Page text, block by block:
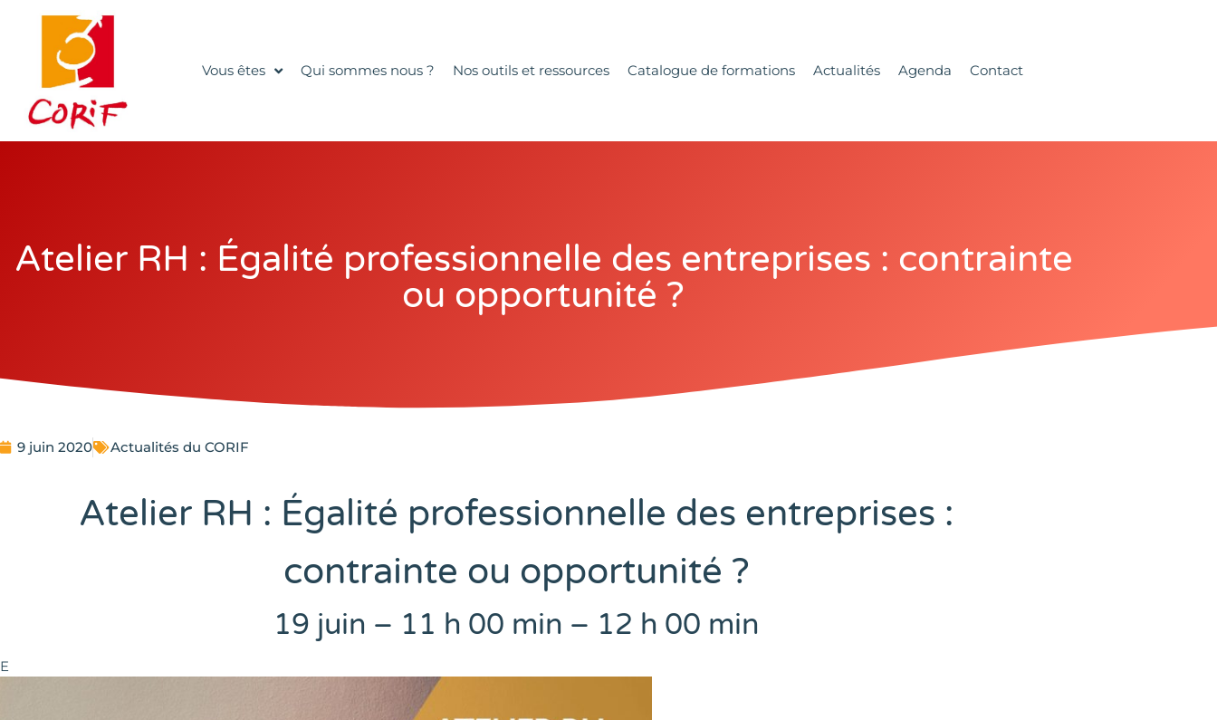
Vous êtes Qui sommes nous ? Nos outils et ressources Catalogue de formations Actualités Agenda Contact
Atelier RH : Égalité professionnelle des entreprises : contrainte
ou opportunité ?
9 juin 2020 Actualités du CORIF
Atelier RH : Égalité professionnelle des entreprises :
contrainte ou opportunité ?
19 juin – 11 h 00 min – 12 h 00 min
E